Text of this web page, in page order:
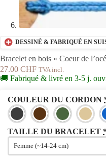
DESSINÉ & FABRIQUÉ EN
Bracelet en bois « Coeur de
27.00 CHF TVA incl.
🚚 Fabriqué & livré en 3-5 j.
COULEUR DU CORDON
TAILLE DU BRACELET *